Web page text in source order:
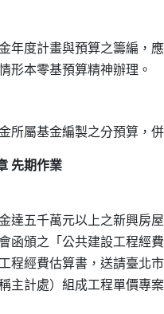
年度計畫與預算之籌編，
先期作業
達五千萬元以上之新興房
會函頒之「公共建設工程經
工程經費估算書，送請臺北